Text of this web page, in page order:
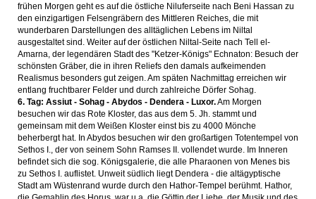
frühen Morgen geht es auf die östliche Niluferseite nach Beni Hassan zu
den einzigartigen Felsengräbern des Mittleren Reiches, die mit
wunderbaren Darstellungen des alltäglichen Lebens im Niltal
ausgestaltet sind. Weiter auf der östlichen Niltal-Seite nach Tell el-
Amarna, der legendären Stadt des "Ketzer-Königs" Echnaton: Besuch der
schönsten Gräber, die in ihren Reliefs den damals aufkeimenden
Realismus besonders gut zeigen. Am späten Nachmittag erreichen wir
entlang fruchtbarer Felder und durch zahlreiche Dörfer Sohag.
6. Tag: Assiut - Sohag - Abydos - Dendera - Luxor.Am Morgen
besuchen wir das Rote Kloster, das aus dem 5. Jh. stammt und
gemeinsam mit dem Weißen Kloster einst bis zu 4000 Mönche
beherbergt hat. In Abydos besuchen wir den großartigen Totentempel von
Sethos I., der von seinem Sohn Ramses II. vollendet wurde. Im Inneren
befindet sich die sog. Königsgalerie, die alle Pharaonen von Menes bis
zu Sethos I. auflistet. Unweit südlich liegt Dendera - die altägyptische
Stadt am Wüstenrand wurde durch den Hathor-Tempel berühmt. Hathor,